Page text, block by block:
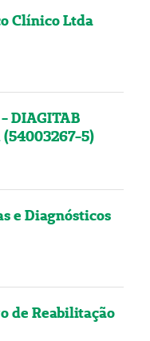
Clínico Ltda
DIAGITAB
(54003267-5)
e Diagnósticos
de Reabilitação